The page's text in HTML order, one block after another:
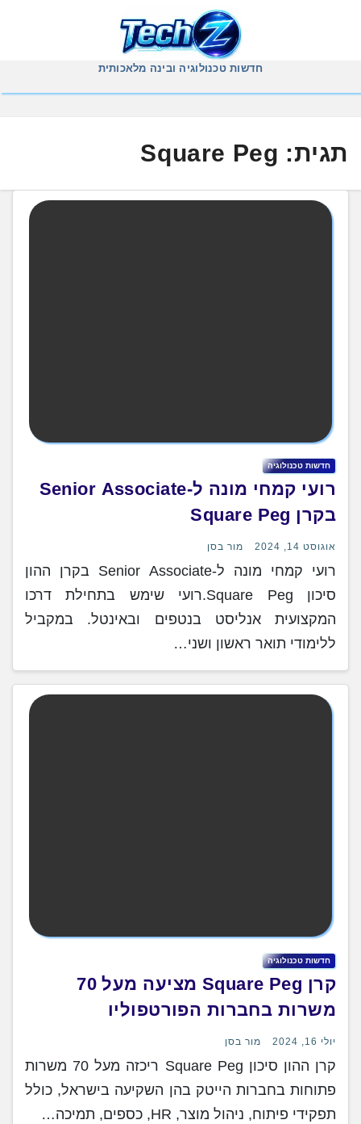
חדשות טכנולוגיה ובינה מלאכותית
תגית: Square Peg
חדשות טכנולוגיה
רועי קמחי מונה ל-Senior Associate
בקרן Square Peg
אוגוסט 14, 2024 מור בסן
רועי קמחי מונה ל-Senior Associate בקרן ההון
סיכון Square Peg.רועי שימש בתחילת דרכו
המקצועית אנליסט בנטפים ובאינטל. במקביל
ללימודי תואר ראשון ושני…
חדשות טכנולוגיה
קרן Square Peg מציעה מעל 70
משרות בחברות הפורטפוליו
יולי 16, 2024 מור בסן
קרן ההון סיכון Square Peg ריכזה מעל 70 משרות
פתוחות בחברות הייטק בהן השקיעה בישראל, כולל
תפקידי פיתוח, ניהול מוצר, HR, כספים, תמיכה…